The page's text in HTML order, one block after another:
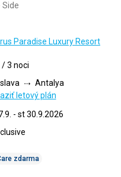
Side
Paradise Luxury Resort
zdarma
/ 3 noci
Antalya
letový plán
- st 30.9.2026